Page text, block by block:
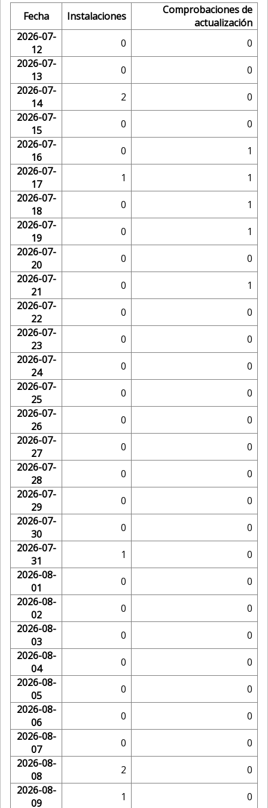
Fecha Instalaciones
Comprobaciones de
actualización
2026-07-
12
0
0
2026-07-
13
0
0
2026-07-
14
2
0
2026-07-
15
0
0
2026-07-
16
0
1
2026-07-
17
1
1
2026-07-
18
0
1
2026-07-
19
0
1
2026-07-
20
0
0
2026-07-
21
0
1
2026-07-
22
0
0
2026-07-
23
0
0
2026-07-
24
0
0
2026-07-
25
0
0
2026-07-
26
0
0
2026-07-
27
0
0
2026-07-
28
0
0
2026-07-
29
0
0
2026-07-
30
0
0
2026-07-
31
1
0
2026-08-
01
0
0
2026-08-
02
0
0
2026-08-
03
0
0
2026-08-
04
0
0
2026-08-
05
0
0
2026-08-
06
0
0
2026-08-
07
0
0
2026-08-
08
2
0
2026-08-
09
1 0